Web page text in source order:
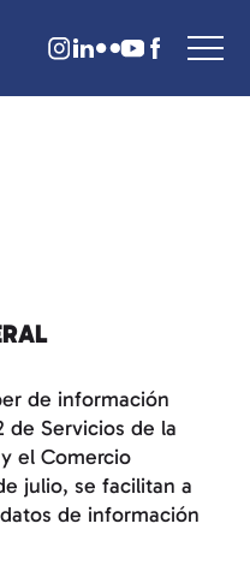
de información
de Servicios de la
el Comercio
julio, se facilitan a
de información